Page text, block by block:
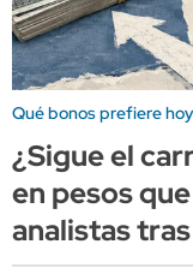
Qué bonos prefiere
¿Sigue el
en pesos
analistas